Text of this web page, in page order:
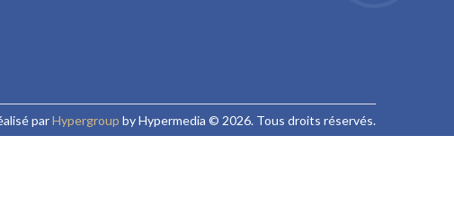
parHypergroup byHypermedia © 2026. Tous droits réservés.